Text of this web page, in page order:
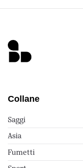
Collane
Saggi
Asia
Fumetti